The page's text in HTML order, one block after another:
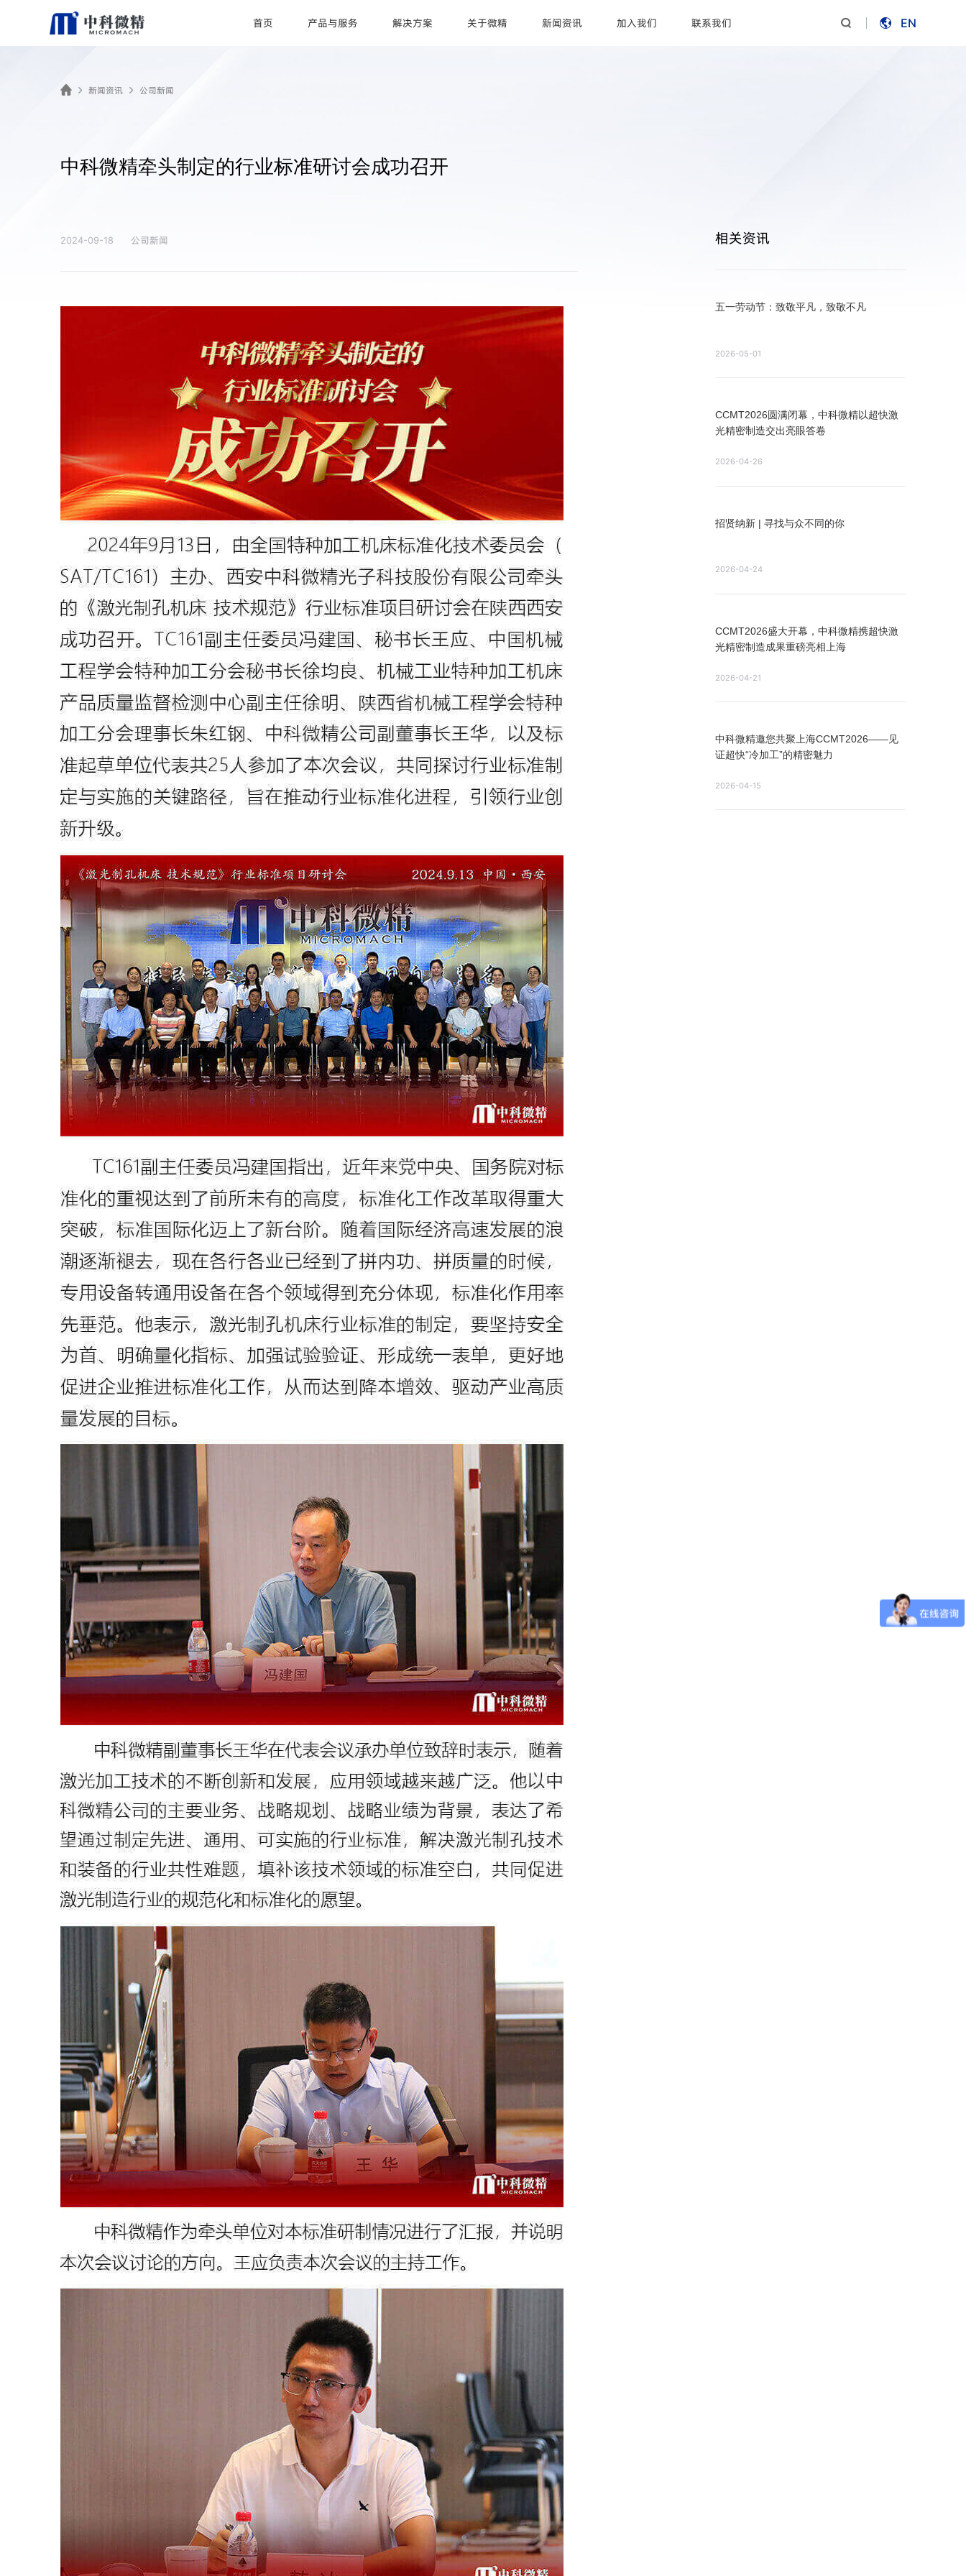
首页 产品与服务 解决方案 关于微精 新闻资讯 加入我们 联系我们   EN
新闻资讯 公司新闻
中科微精牵头制定的行业标准研讨会成功召开
2024-09-18 公司新闻 相关资讯
五一劳动节：致敬平凡，致敬不凡
2026-05-01
CCMT2026圆满闭幕，中科微精以超快激
光精密制造交出亮眼答卷
2026-04-26
招贤纳新 | 寻找与众不同的你
2026-04-24
CCMT2026盛大开幕，中科微精携超快激
光精密制造成果重磅亮相上海
2026-04-21
中科微精邀您共聚上海CCMT2026——见
证超快“冷加工”的精密魅力
2026-04-15
我们承诺收集您的这些信息仅用于与您取得联系，帮助您更好的了解我们的合作计
发送即代表您同意我们的《隐私政策》。